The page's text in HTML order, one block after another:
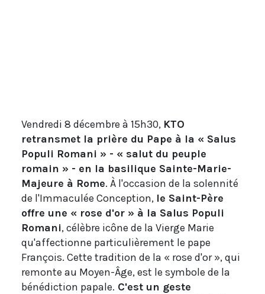
Vendredi 8 décembre à 15h30, KTO
retransmet la prière du Pape à la « Salus
Populi Romani » - « salut du peuple
romain » - en la basilique Sainte-Marie-
Majeure à Rome. À l'occasion de la solennité
de l'Immaculée Conception, le Saint-Père
offre une « rose d'or » à la Salus Populi
Romani, célèbre icône de la Vierge Marie
qu'affectionne particulièrement le pape
François. Cette tradition de la « rose d'or », qui
remonte au Moyen-Âge, est le symbole de la
bénédiction papale. C'est un geste